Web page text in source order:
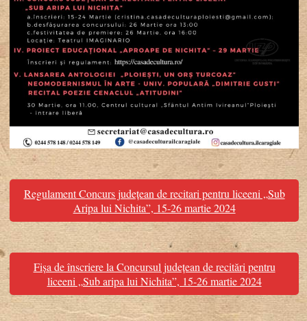
Regulament Concurs județean de recitari pentru liceeni „Sub
Aripa lui Nichita”, 15-26 martie 2024
Fișa de înscriere la Concursul județean de recitări pentru
liceeni „Sub aripa lui Nichita”, 15-26 martie 2024